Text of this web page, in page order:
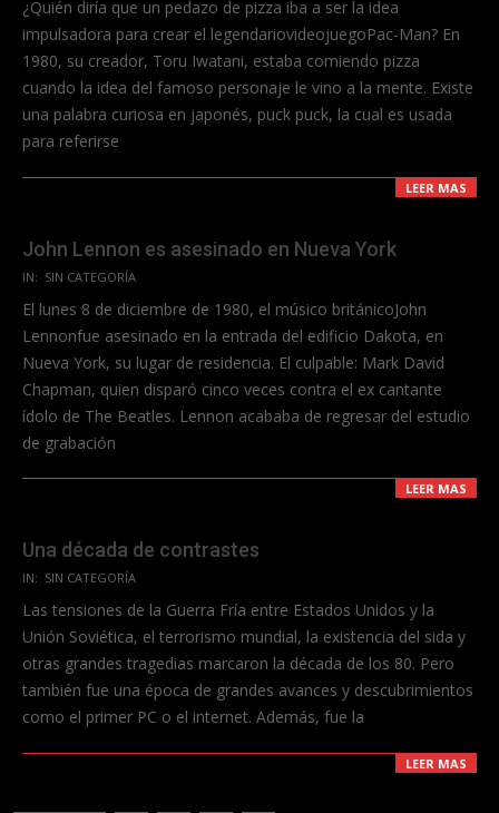
11
¿Quién diría que un pedazo de pizza iba a ser la idea
impulsadora para crear el legendariovideojuegoPac-Man? En
1980, su creador, Toru Iwatani, estaba comiendo pizza
cuando la idea del famoso personaje le vino a la mente. Existe
una palabra curiosa en japonés, puck puck, la cual es usada
para referirse
LEER MAS
John Lennon es asesinado en Nueva York
2023-
06-
11
IN: SIN CATEGORÍA
El lunes 8 de diciembre de 1980, el músico británicoJohn
Lennonfue asesinado en la entrada del edificio Dakota, en
Nueva York, su lugar de residencia. El culpable: Mark David
Chapman, quien disparó cinco veces contra el ex cantante
ídolo de The Beatles. Lennon acababa de regresar del estudio
de grabación
LEER MAS
Una década de contrastes
2023-
06-
11
IN: SIN CATEGORÍA
Las tensiones de la Guerra Fría entre Estados Unidos y la
Unión Soviética, el terrorismo mundial, la existencia del sida y
otras grandes tragedias marcaron la década de los 80. Pero
también fue una época de grandes avances y descubrimientos
como el primer PC o el internet. Además, fue la
LEER MAS